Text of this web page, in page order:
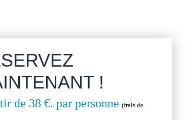
!
de 38 €. par personne (frais de